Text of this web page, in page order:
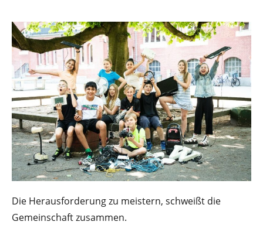
Die Herausforderung zu meistern, schweißt die
Gemeinschaft zusammen.